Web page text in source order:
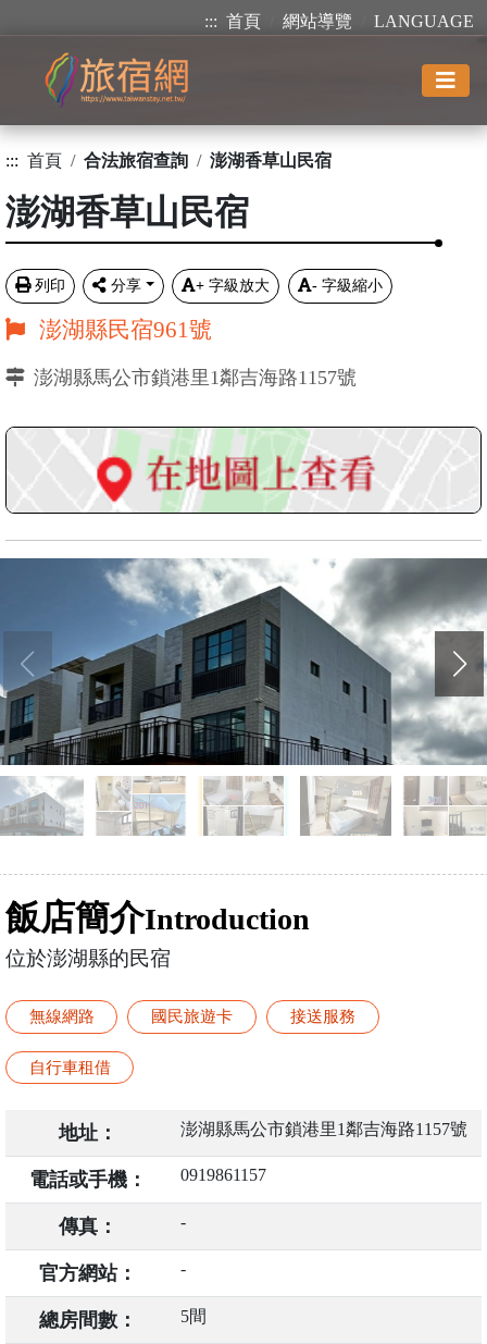
::: 首頁 網站導覽 LANGUAGE
::: 首頁 合法旅宿查詢 澎湖香草山民宿
澎湖香草山民宿
列印 分享 + 字級放大 - 字級縮小
澎湖縣民宿961號
澎湖縣馬公市鎖港里1鄰吉海路1157號
飯店簡介Introduction
位於澎湖縣的民宿
無線網路 國民旅遊卡 接送服務
自行車租借
地址： 澎湖縣馬公市鎖港里1鄰吉海路1157號
電話或手機： 0919861157
傳真： -
官方網站： -
總房間數： 5間